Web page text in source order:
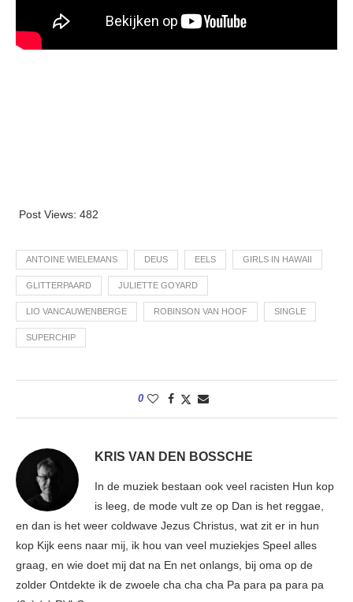
Post Views: 482
ANTOINE WIELEMANS DEUS EELS GIRLS IN HAWAII
GLITTERPAARD JULIETTE GOYARD
LIO VANCAUWENBERGE ROBINSON VAN HOOF SINGLE
SUPERCHIP
0
KRIS VAN DEN BOSSCHE
In de muziek bestaan ook veel racisten Hun kop
is leeg, de mode vult ze op Dan is het reggae,
en dan is het weer coldwave Jezus Christus, wat zit er in hun
kop Kijk eens naar mij, ik hou van veel muziekjes Speel alles
graag, en wie doet mij dat na En net onlangs, bij oma op de
zolder Ontdekte ik de zwoele cha cha cha Pa para pa para pa